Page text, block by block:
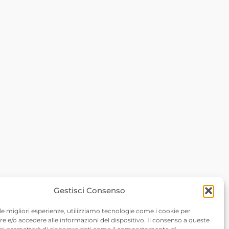
Gestisci Consenso
migliori esperienze, utilizziamo tecnologie come i cookie per
e/o accedere alle informazioni del dispositivo. Il consenso a queste
Rossa –